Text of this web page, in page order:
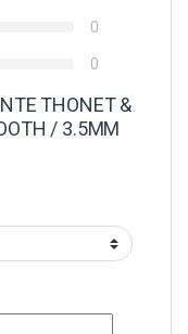
0
0
THONET &
/ 3.5MM